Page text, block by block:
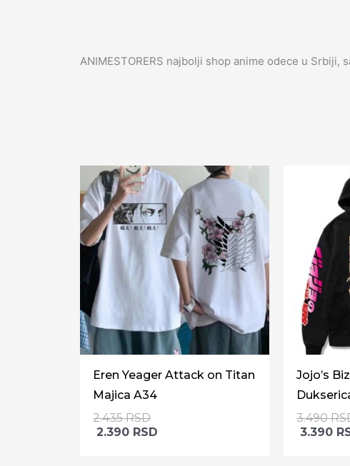
ANIMESTORERS najbolji shop anime odece u Srbiji,
Eren Yeager Attack on Titan
Majica A34
2.435RSD
2.390 RSD
Jojo’s
3.490
3.390